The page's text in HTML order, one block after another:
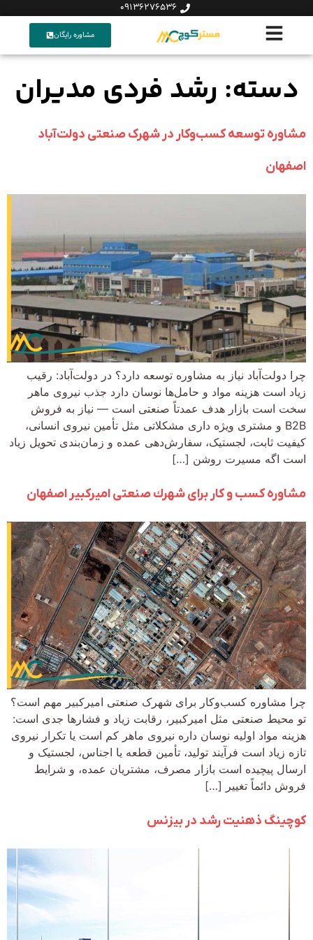
09136276536
مشاوره رایگان
دسته: رشد فردی مدیران
مشاوره توسعه کسب‌وکار در شهرک صنعتی دولت‌آباد
اصفهان
چرا دولت‌آباد نیاز به مشاوره توسعه دارد؟ در دولت‌آباد: رقیب
زیاد است هزینه مواد و حامل‌ها نوسان دارد جذب نیروی ماهر
سخت است بازار هدف عمدتاً صنعتی است — نیاز به فروش
B2B و مشتری ویژه داری مشکلاتی مثل تأمین نیروی انسانی،
کیفیت ثابت، لجستیک، سفارش‌دهی عمده و زمان‌بندی تحویل زیاد
است اگه مسیرت روشن […]
مشاوره کسب و کار برای شهرك صنعتی اميركبير اصفهان
چرا مشاوره کسب‌وکار برای شهرک صنعتی امیرکبیر مهم است؟
تو محیط صنعتی مثل امیرکبیر، رقابت زیاد و فشارها جدی است:
هزینه مواد اولیه نوسان داره نیروی ماهر کم است یا تکرار نیروی
تازه زیاد است فرآیند تولید، تأمین قطعه یا اجناس، لجستیک و
ارسال پیچیده است بازار مصرف، مشتریان عمده، و شرایط
فروش دائماً تغییر […]
کوچینگ ذهنیت رشد در بیزنس